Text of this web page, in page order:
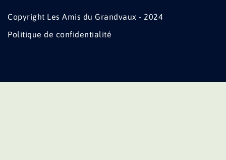
Copyright Les Amis du Grandvaux - 2024
Politique de confidentialité